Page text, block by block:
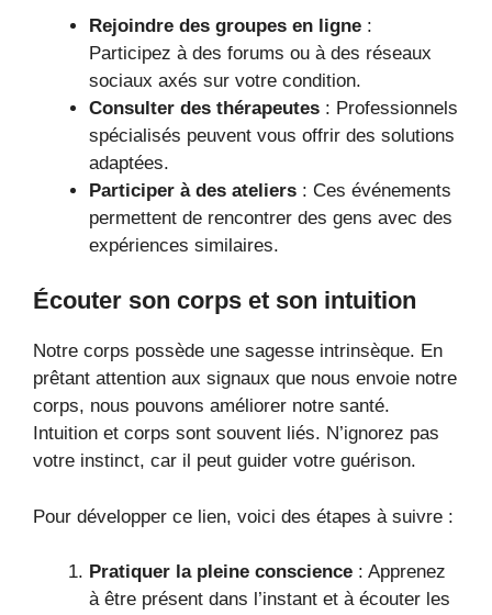
Rejoindre des groupes en ligne :
Participez à des forums ou à des réseaux
sociaux axés sur votre condition.
Consulter des thérapeutes : Professionnels
spécialisés peuvent vous offrir des solutions
adaptées.
Participer à des ateliers : Ces événements
permettent de rencontrer des gens avec des
expériences similaires.
Écouter son corps et son intuition
Notre corps possède une sagesse intrinsèque. En
prêtant attention aux signaux que nous envoie notre
corps, nous pouvons améliorer notre santé.
Intuition et corps sont souvent liés. N’ignorez pas
votre instinct, car il peut guider votre guérison.
Pour développer ce lien, voici des étapes à suivre :
Pratiquer la pleine conscience : Apprenez
à être présent dans l’instant et à écouter les